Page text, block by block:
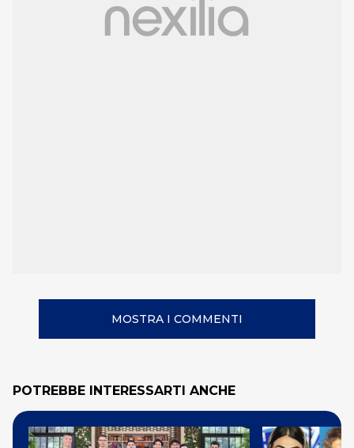
MOSTRA I COMMENTI
POTREBBE INTERESSARTI ANCHE